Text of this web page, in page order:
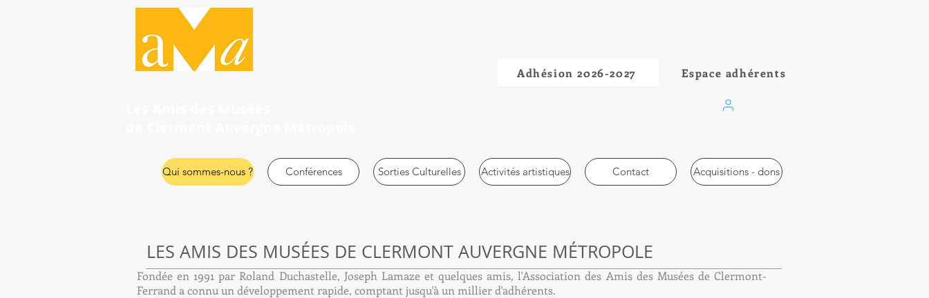
Adhésion 2026-2027 Espace adhérents
Qui sommes-nous ? Conférences Sorties Culturelles Activités artistiques Contact Acquisitions - dons
LES AMIS DES MUSÉES DE CLERMONT AUVERGNE MÉTROPOLE
Fondée en 1991 par Roland Duchastelle, Joseph Lamaze et quelques amis, l'Association des Amis des Musées de Clermont-
Ferrand a connu un développement rapide, comptant jusqu'à un millier d'adhérents.